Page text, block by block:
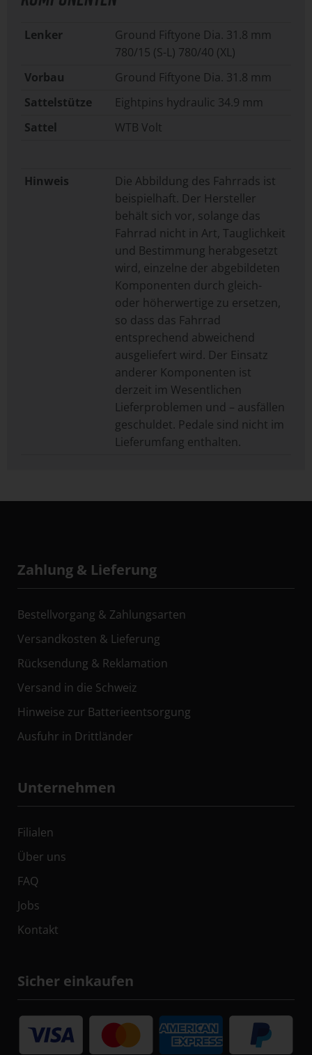
Lenker
Ground Fiftyone Dia. 31.8 mm
780/15 (S-L) 780/40 (XL)
Vorbau
Ground Fiftyone Dia. 31.8 mm
Sattelstütze
Eightpins hydraulic 34.9 mm
Sattel
WTB Volt
Hinweis
Die Abbildung des Fahrrads ist
beispielhaft. Der Hersteller
behält sich vor, solange das
Fahrrad nicht in Art, Tauglichkeit
und Bestimmung herabgesetzt
wird, einzelne der abgebildeten
Komponenten durch gleich-
oder höherwertige zu ersetzen,
so dass das Fahrrad
entsprechend abweichend
ausgeliefert wird. Der Einsatz
anderer Komponenten ist
derzeit im Wesentlichen
Lieferproblemen und – ausfällen
geschuldet. Pedale sind nicht im
Lieferumfang enthalten.
Zahlung & Lieferung
Bestellvorgang & Zahlungsarten
Versandkosten & Lieferung
Rücksendung & Reklamation
Versand in die Schweiz
Hinweise zur Batterieentsorgung
Ausfuhr in Drittländer
Unternehmen
Filialen
Über uns
FAQ
Jobs
Kontakt
Sicher einkaufen